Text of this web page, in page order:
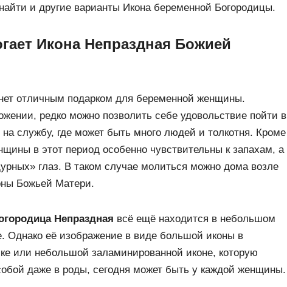
и другие варианты Икона беременной Богородицы.
Икона Непраздная Божией
отличным подарком для беременной женщины.
редко можно позволить себе удовольствие пойти в
службу, где может быть много людей и толкотня. Кроме
в этот период особенно чувствительны к запахам, а
глаз. В таком случае молиться можно дома возле
Божьей Матери.
Непраздная всё ещё находится в небольшом
Однако её изображение в виде большой иконы в
или небольшой заламинированной иконе, которую
даже в роды, сегодня может быть у каждой женщины.